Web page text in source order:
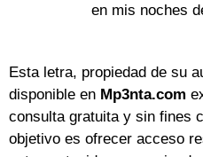
en mis noches
Esta letra, propiedad de su
disponible en Mp3nta.com
consulta gratuita y sin fines
objetivo es ofrecer acceso